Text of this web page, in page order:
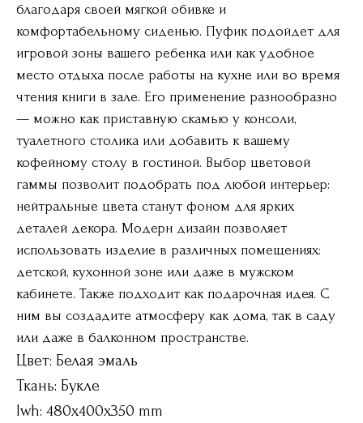
благодаря своей мягкой обивке и
комфортабельному сиденью. Пуфик подойдет для
игровой зоны вашего ребенка или как удобное
место отдыха после работы на кухне или во время
чтения книги в зале. Его применение разнообразно
— можно как приставную скамью у консоли,
туалетного столика или добавить к вашему
кофейному столу в гостиной. Выбор цветовой
гаммы позволит подобрать под любой интерьер:
нейтральные цвета станут фоном для ярких
деталей декора. Модерн дизайн позволяет
использовать изделие в различных помещениях:
детской, кухонной зоне или даже в мужском
кабинете. Также подходит как подарочная идея. С
ним вы создадите атмосферу как дома, так в саду
или даже в балконном пространстве.
Цвет: Белая эмаль
Ткань: Букле
lwh: 480x400x350 mm